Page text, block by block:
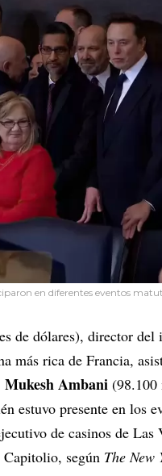
en diferentes eventos
de dólares), director
más rica de Francia,
Mukesh Ambani (98.100
estuvo presente en los
de casinos de Las
según The New